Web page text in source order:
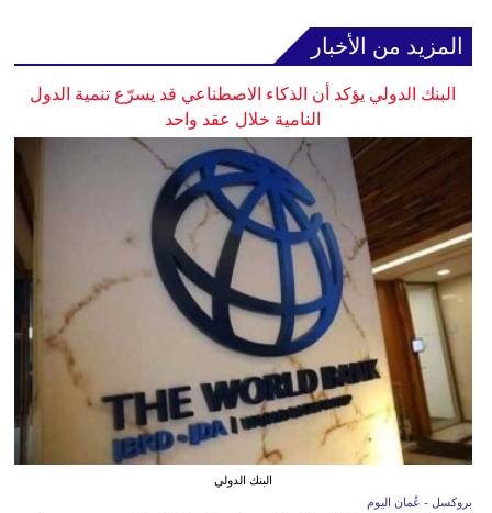
المزيد من الأخبار
البنك الدولي يؤكد أن الذكاء الاصطناعي قد يسرّع تنمية الدول
النامية خلال عقد واحد
البنك الدولي
بروكسل - عُمان اليوم